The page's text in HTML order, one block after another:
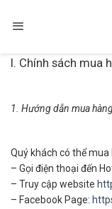
I. Chính sách mua
1. Hướng dẫn mua
Quý khách có thể mua
– Gọi điện thoại đến
– Truy cập website
– Facebook Page: